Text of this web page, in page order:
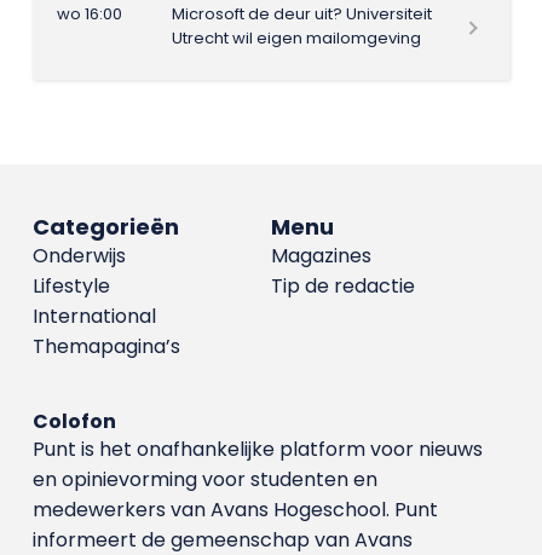
wo 16:00
Microsoft de deur uit? Universiteit
Utrecht wil eigen mailomgeving
Menu
Magazines
Tip de redactie
Categorieën
Onderwijs
Lifestyle
International
Themapagina’s
Colofon
Punt is het onafhankelijke platform voor nieuws
en opinievorming voor studenten en
medewerkers van Avans Hoge­school. Punt
informeert de gemeenschap van Avans